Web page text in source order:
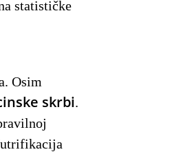
statističke
Osim
skrbi.